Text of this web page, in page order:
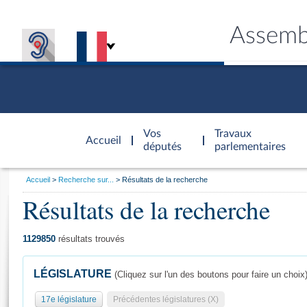
Accueil
d'accueil
Vos
députés
Travaux
parlementaires
Général
Vous
Accueil Recherche sur... Résultats de la recherche
Résultats de la recherche
1129850 résultats trouvés
LÉGISLATURE (Cliquez sur l'un des boutons pour faire un choix)
17e législature Précédentes législatures (X)